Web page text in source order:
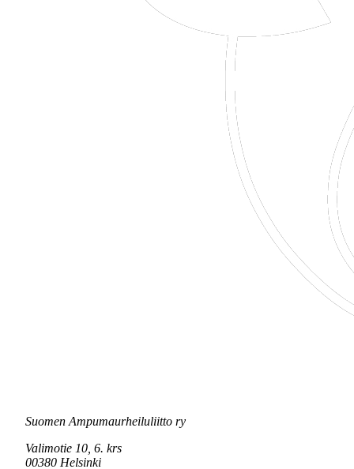
Suomen Ampumaurheiluliitto ry
Valimotie 10, 6. krs
00380 Helsinki